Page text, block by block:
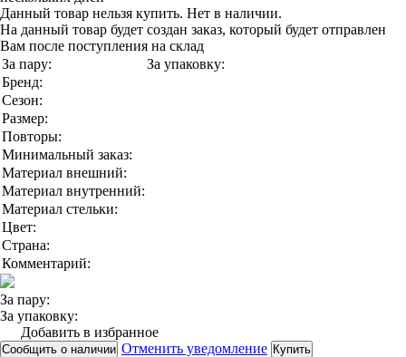
Данный товар нельзя купить. Нет в наличии.
На данный товар будет создан заказ, который будет отправлен
Вам после поступления на склад
За пару:
За упаковку:
Бренд:
Сезон:
Размер:
Повторы:
Минимальный заказ:
Материал внешний:
Материал внутренний:
Материал стельки:
Цвет:
Страна:
Комментарий:
За пару:
За упаковку:
Добавить в избранное
Сообщить о наличии Отменить уведомление Купить